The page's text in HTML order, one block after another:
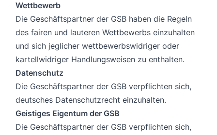
Wettbewerb
Die Geschäftspartner der GSB haben die Regeln
des fairen und lauteren Wettbewerbs einzuhalten
und sich jeglicher wettbewerbswidriger oder
kartellwidriger Handlungsweisen zu enthalten.
Datenschutz
Die Geschäftspartner der GSB verpflichten sich,
deutsches Datenschutzrecht einzuhalten.
Geistiges Eigentum der GSB
Die Geschäftspartner der GSB verpflichten sich,